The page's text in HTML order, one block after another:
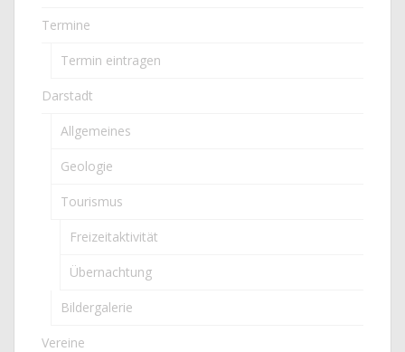
Termine
Termin eintragen
Darstadt
Allgemeines
Geologie
Tourismus
Freizeitaktivität
Übernachtung
Bildergalerie
Vereine